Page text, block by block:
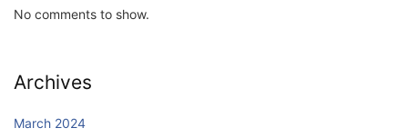
No comments to show.
Archives
March 2024